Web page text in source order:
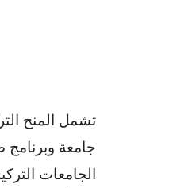
تشمل المنح
جامعة
الجامعات